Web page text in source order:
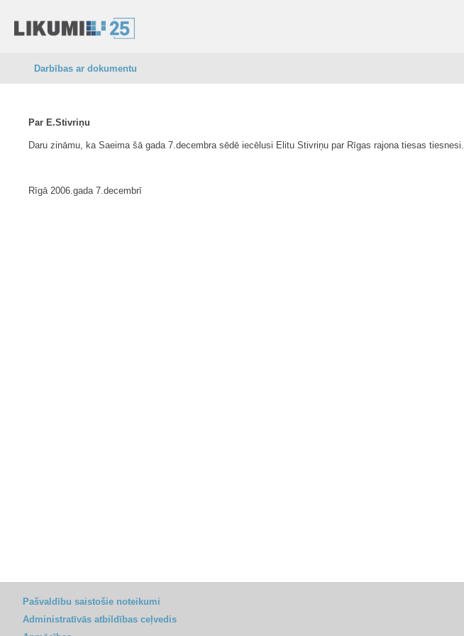
Darbības ar dokumentu
Par E.Stivriņu
Daru zināmu, ka Saeima šā gada 7.decembra sēdē iecēlusi Elitu Stivriņu par Rīgas rajona tiesas tiesnesi.
Rīgā 2006.gada 7.decembrī
Pašvaldību saistošie noteikumi
Administratīvās atbildības ceļvedis